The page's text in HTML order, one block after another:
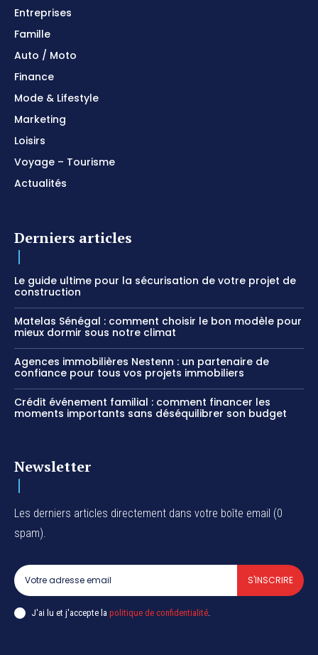
Entreprises
Famille
Auto / Moto
Finance
Mode & Lifestyle
Marketing
Loisirs
Voyage – Tourisme
Actualités
Derniers articles
Le guide ultime pour la sécurisation de votre projet de
construction
Matelas Sénégal : comment choisir le bon modèle pour
mieux dormir sous notre climat
Agences immobilières Nestenn : un partenaire de
confiance pour tous vos projets immobiliers
Crédit événement familial : comment financer les
moments importants sans déséquilibrer son budget
Newsletter
Les derniers articles directement dans votre boîte email (0
spam).
S'INSCRIRE
J'ai lu et j'accepte la politique de confidentialité